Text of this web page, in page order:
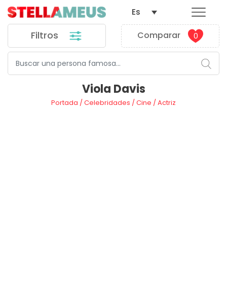
Filtros Comparar 0
Es
Viola Davis
Portada /Celebridades /Cine /Actriz